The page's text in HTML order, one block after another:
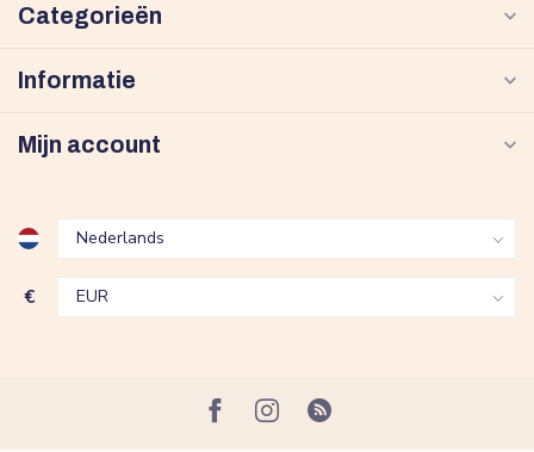
Categorieën
Informatie
Mijn account
€